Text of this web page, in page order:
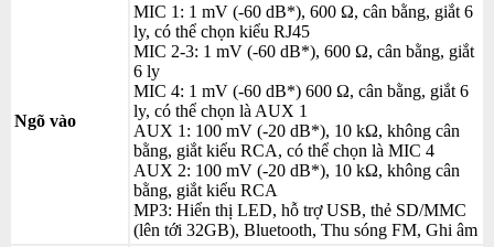
Ngõ vào
MIC 1: 1 mV (-60 dB*), 600 Ω, cân bằng, giắt 6
ly, có thể chọn kiểu RJ45
MIC 2-3: 1 mV (-60 dB*), 600 Ω, cân bằng, giắt
6 ly
MIC 4: 1 mV (-60 dB*) 600 Ω, cân bằng, giắt 6
ly, có thể chọn là AUX 1
AUX 1: 100 mV (-20 dB*), 10 kΩ, không cân
bằng, giắt kiểu RCA, có thể chọn là MIC 4
AUX 2: 100 mV (-20 dB*), 10 kΩ, không cân
bằng, giắt kiểu RCA
MP3: Hiển thị LED, hỗ trợ USB, thẻ SD/MMC
(lên tới 32GB), Bluetooth, Thu sóng FM, Ghi âm